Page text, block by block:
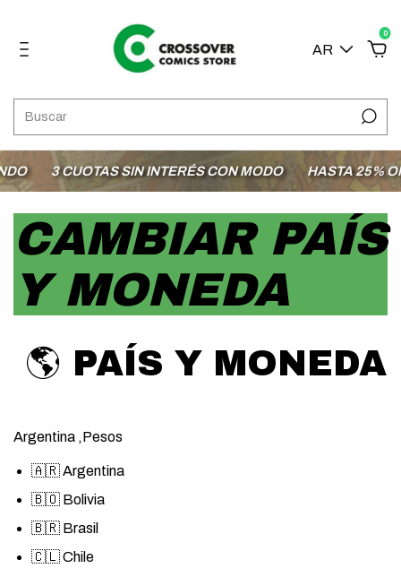
AR
0
3 CUOTAS SIN INTERÉS CON MODO HASTA 25%
CAMBIAR PAÍS
Y MONEDA
🌎 PAÍS Y MONEDA
Argentina ,Pesos
🇦🇷 Argentina
🇧🇴 Bolivia
🇧🇷 Brasil
🇨🇱 Chile